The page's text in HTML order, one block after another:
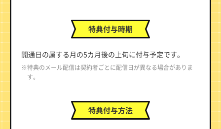
特典付与時期
開通日の属する月の5カ月後の上旬に付与予定です。
※特典のメール配信は契約者ごとに配信日が異なる場合がありま
す。
特典付与方法